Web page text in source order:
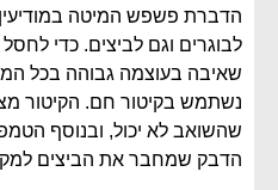
הדברת פשפש המיטה
לבוגרים וגם לביצים. כדי
שאיבה בעוצמה גבוהה בכל
נשתמש בקיטור חם. הקיטור
שהשואב לא יכול, ובנוסף
הדבק שמחבר את הביצים